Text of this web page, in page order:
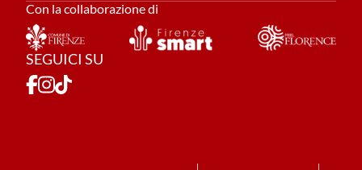
Con la collaborazione di
SEGUICI SU